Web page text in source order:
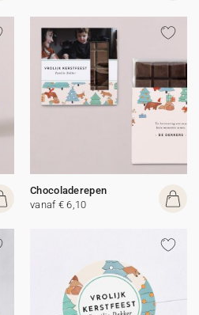
Chocoladerepen
vanaf € 6,10